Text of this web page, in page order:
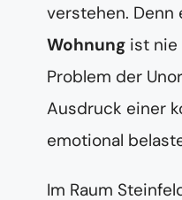
verstehen. Denn
Wohnung ist nie
Problem der
Ausdruck einer
emotional
Im Raum